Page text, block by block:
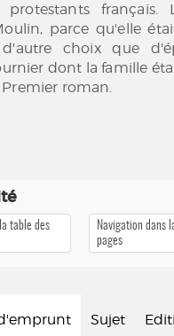
protestants français.
parce qu'elle
choix que
dont la famille
Premier roman.
table des
Navigation dans
pages
Sujet